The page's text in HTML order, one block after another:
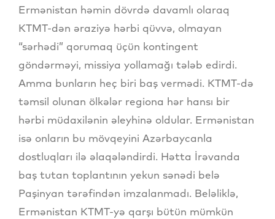
Ermənistan həmin dövrdə davamlı olaraq
KTMT-dən əraziyə hərbi qüvvə, olmayan
“sərhədi” qorumaq üçün kontingent
göndərməyi, missiya yollamağı tələb edirdi.
Amma bunların heç biri baş vermədi. KTMT-də
təmsil olunan ölkələr regiona hər hansı bir
hərbi müdaxilənin əleyhinə oldular. Ermənistan
isə onların bu mövqeyini Azərbaycanla
dostluqları ilə əlaqələndirdi. Hətta İrəvanda
baş tutan toplantının yekun sənədi belə
Paşinyan tərəfindən imzalanmadı. Beləliklə,
Ermənistan KTMT-yə qarşı bütün mümkün